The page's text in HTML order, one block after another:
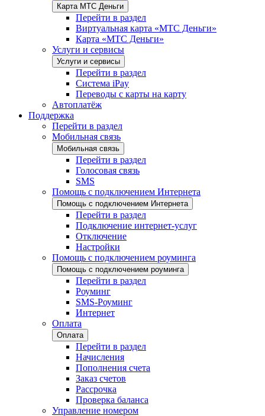
Карта МТС Деньги
Перейти в раздел
Виртуальная карта «МТС Деньги»
Карта «МТС Деньги»
Услуги и сервисы
Услуги и сервисы
Перейти в раздел
Система iPay
Переводы с карты на карту
Автоплатёж
Поддержка
Перейти в раздел
Мобильная связь
Мобильная связь
Перейти в раздел
Голосовая связь
SMS
Помощь с подключением Интернета
Помощь с подключением Интернета
Перейти в раздел
Подключение интернет-услуг
Отключение
Настройки
Помощь с подключением роуминга
Помощь с подключением роуминга
Перейти в раздел
Роуминг
SMS-Роуминг
Интернет
Оплата
Оплата
Перейти в раздел
Начисления
Пополнения счета
Заказ счетов
Рассрочка
Проверка баланса
Управление номером